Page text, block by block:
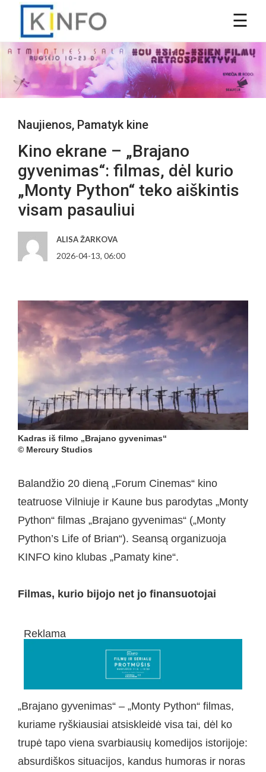
Naujienos, Pamatyk kine
Kino ekrane – „Brajano
gyvenimas“: filmas, dėl kurio
„Monty Python“ teko aiškintis
visam pasauliui
ALISA ŽARKOVA
2026-04-13, 06:00
Kadras iš filmo „Brajano gyvenimas“
© Mercury Studios
Balandžio 20 dieną „Forum Cinemas“ kino
teatruose Vilniuje ir Kaune bus parodytas „Monty
Python“ filmas „Brajano gyvenimas“ („Monty
Python’s Life of Brian“). Seansą organizuoja
KINFO kino klubas „Pamaty kine“.
Filmas, kurio bijojo net jo finansuotojai
Reklama
„Brajano gyvenimas“ – „Monty Python“ filmas,
kuriame ryškiausiai atsiskleidė visa tai, dėl ko
trupė tapo viena svarbiausių komedijos istorijoje:
absurdiškos situacijos, kandus humoras ir noras